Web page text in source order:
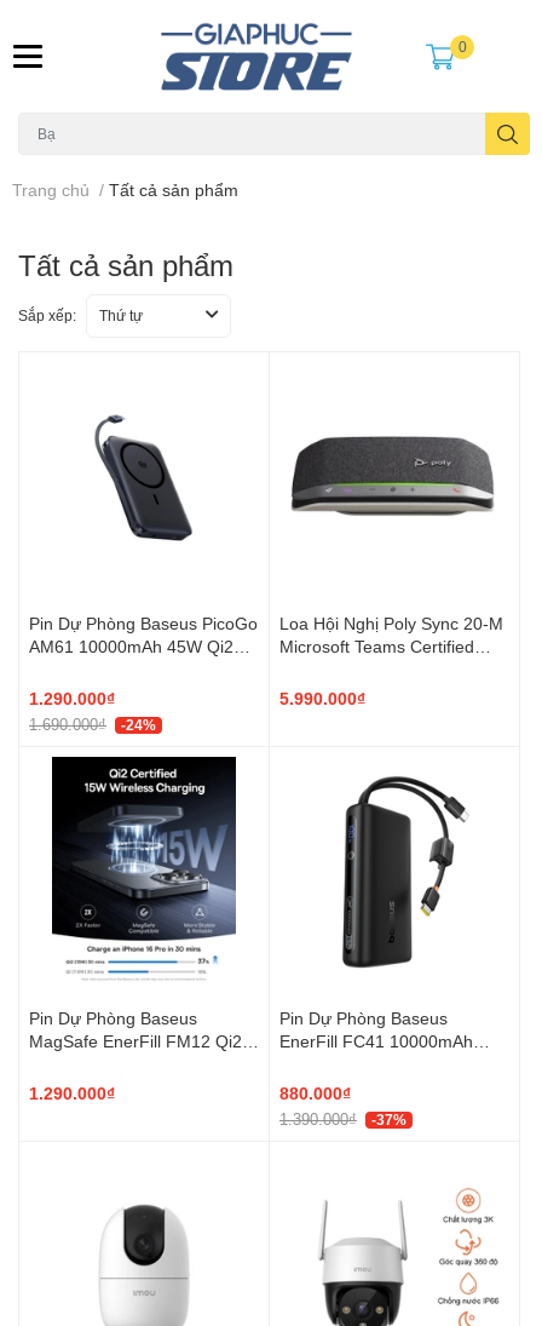
0
Trang chủ / Tất cả sản phẩm
Tất cả sản phẩm
Sắp xếp: Thứ tự
Pin Dự Phòng Baseus PicoGo
AM61 10000mAh 45W Qi2
1.290.000₫
1.690.000₫ -24%
Loa Hội Nghị Poly Sync 20-M
Microsoft Teams Certified
5.990.000₫
Pin Dự Phòng Baseus
MagSafe EnerFill FM12 Qi2
USB-C
1.290.000₫
Pin Dự Phòng Baseus
EnerFill FC41 10000mAh
880.000₫
1.390.000₫ -37%